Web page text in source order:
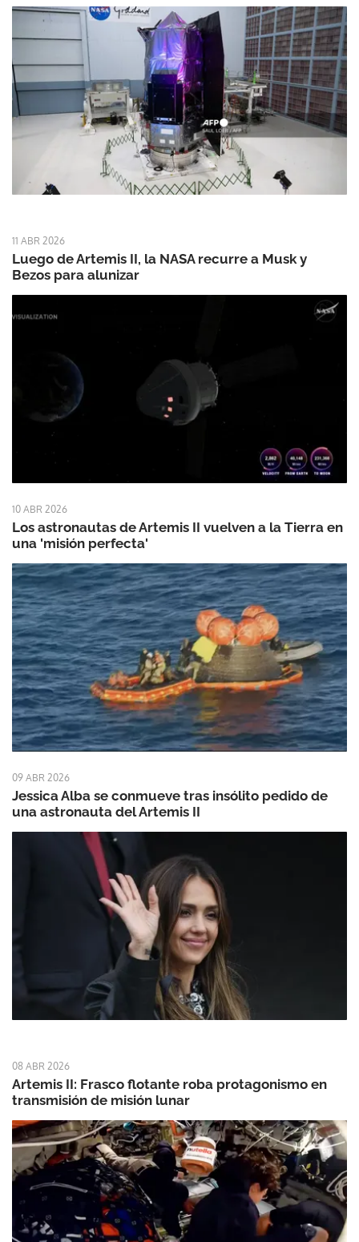
11 ABR 2026
Luego de Artemis II, la NASA recurre a Musk y
Bezos para alunizar
10 ABR 2026
Los astronautas de Artemis II vuelven a la Tierra en
una 'misión perfecta'
09 ABR 2026
Jessica Alba se conmueve tras insólito pedido de
una astronauta del Artemis II
08 ABR 2026
Artemis II: Frasco flotante roba protagonismo en
transmisión de misión lunar